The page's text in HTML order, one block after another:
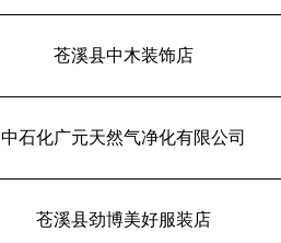
苍溪县中木装饰店
中石化广元天然气净化有限公司
苍溪县劲博美好服装店